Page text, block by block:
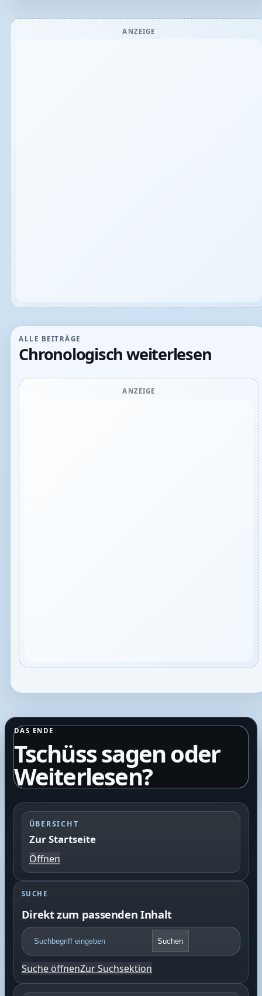
ANZEIGE
ALLE BEITRÄGE
Chronologisch weiterlesen
ANZEIGE
DAS ENDE
Tschüss sagen oder
Weiterlesen?
ÜBERSICHT
Zur Startseite
Öffnen
SUCHE
Direkt zum passenden Inhalt
F
o
o
t
e
Suchen
Suche öffnenZur Suchsektion